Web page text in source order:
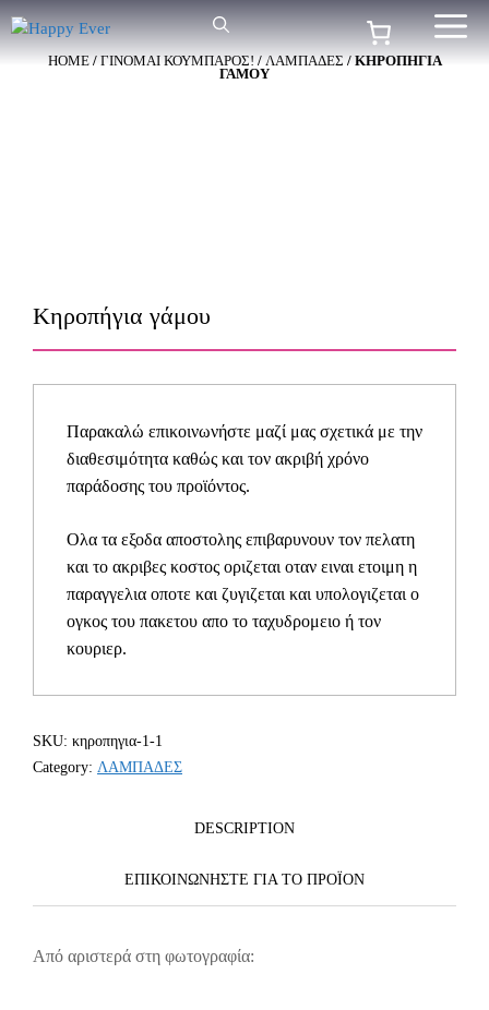
Μετάβαση
σε
περιεχόμενο
HOME/ΓΙΝΟΜΑΙ ΚΟΥΜΠΑΡΟΣ!/ΛΑΜΠΑΔΕΣ/ ΚΗΡΟΠΉΓΙΑ
ΓΆΜΟΥ
Κηροπήγια γάμου
Παρακαλώ επικοινωνήστε μαζί μας σχετικά με την
διαθεσιμότητα καθώς και τον ακριβή χρόνο
παράδοσης του προϊόντος.
Ολα τα εξοδα αποστολης επιβαρυνουν τον πελατη
και το ακριβες κοστος οριζεται οταν ειναι ετοιμη η
παραγγελια οποτε και ζυγιζεται και υπολογιζεται ο
ογκος του πακετου απο το ταχυδρομειο ή τον
κουριερ.
SKU: κηροπηγια-1-1
Category: ΛΑΜΠΑΔΕΣ
DESCRIPTION
ΕΠΙΚΟΙΝΩΝΗΣΤΕ ΓΙΑ ΤΟ ΠΡΟΪOΝ
Από αριστερά στη φωτογραφία: